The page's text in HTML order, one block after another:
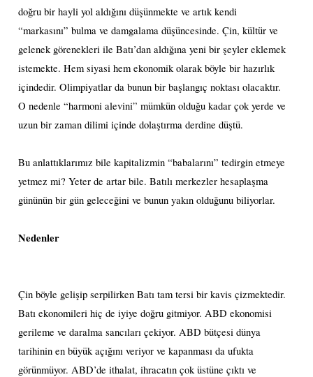
doğru bir hayli yol aldığını düşünmekte ve artık kendi
“markasını” bulma ve damgalama düşüncesinde. Çin, kültür ve
gelenek görenekleri ile Batı’dan aldığına yeni bir şeyler eklemek
istemekte. Hem siyasi hem ekonomik olarak böyle bir hazırlık
içindedir. Olimpiyatlar da bunun bir başlangıç noktası olacaktır.
O nedenle “harmoni alevini” mümkün olduğu kadar çok yerde ve
uzun bir zaman dilimi içinde dolaştırma derdine düştü.
Bu anlattıklarımız bile kapitalizmin “babalarını” tedirgin etmeye
yetmez mi? Yeter de artar bile. Batılı merkezler hesaplaşma
gününün bir gün geleceğini ve bunun yakın olduğunu biliyorlar.
Nedenler
Çin böyle gelişip serpilirken Batı tam tersi bir kavis çizmektedir.
Batı ekonomileri hiç de iyiye doğru gitmiyor. ABD ekonomisi
gerileme ve daralma sancıları çekiyor. ABD bütçesi dünya
tarihinin en büyük açığını veriyor ve kapanması da ufukta
görünmüyor. ABD’de ithalat, ihracatın çok üstüne çıktı ve